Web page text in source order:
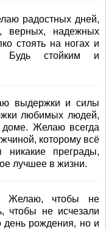
радостных дней,
верных, надежных
стоять на ногах и
Будь стойким и
выдержки и силы
любимых людей,
доме. Желаю всегда
которому всё
преграды,
лучшее в жизни.
Желаю, чтобы не
чтобы не исчезали
день рождения, но и